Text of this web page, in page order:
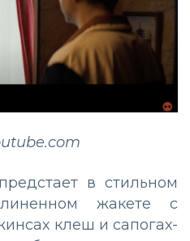
в стильном
жакете с
клеш и сапогах-